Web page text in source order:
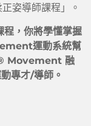
姿導師課程」。
，你將學懂掌握
運動系統幫
Movement 融
專才/導師。